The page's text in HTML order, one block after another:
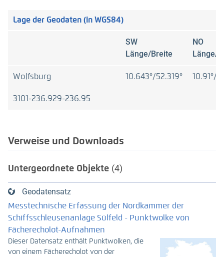
Lage der Geodaten (in WGS84)
SW
Länge/Breite
NO
Länge/
Wolfsburg 10.643°/52.319° 10.91°/
3101-236.929-236.95
Verweise und Downloads
Untergeordnete Objekte (4)
Geodatensatz
Messtechnische Erfassung der Nordkammer der
Schiffsschleusenanlage Sülfeld - Punktwolke von
Fächerecholot-Aufnahmen
Dieser Datensatz enthält Punktwolken, die
von einem Fächerecholot von der